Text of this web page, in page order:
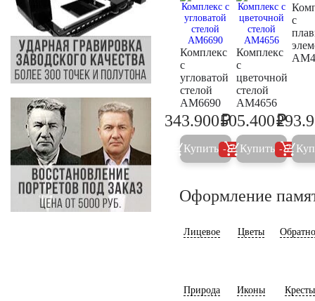
Комплекс
с
угловатой
стелой
AM6690
362.000
343.900₽
Купить 5%
Комплекс
с
цветочной
стелой
AM4656
505.400₽
Купить 5%
с
Оформление
Лицевое Цветы
Природа Иконы Кресты